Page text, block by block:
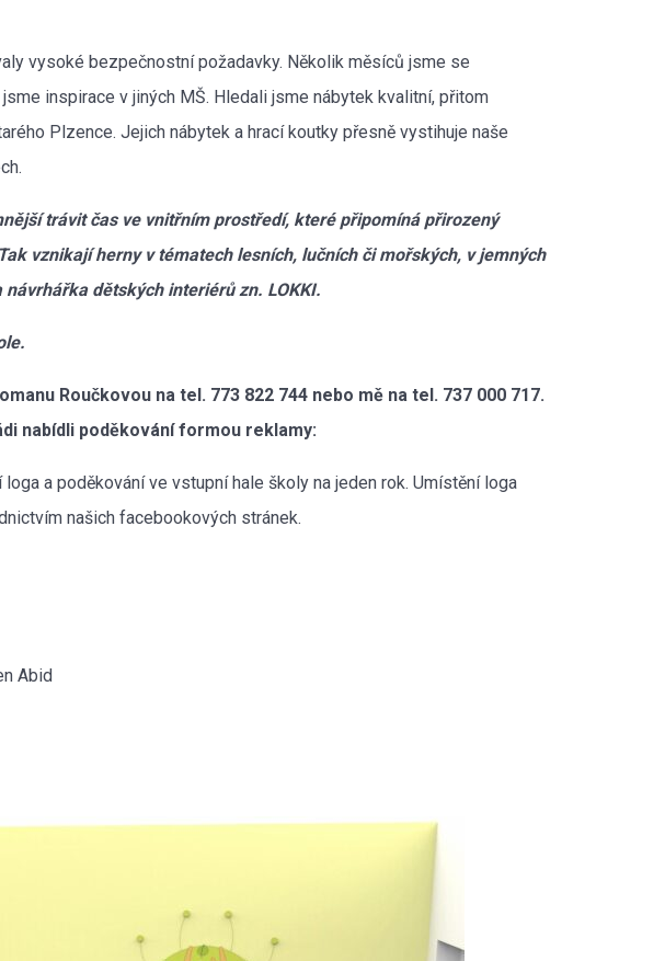
vysoké bezpečnostní požadavky. Několik měsíců jsme se
inspirace v jiných MŠ. Hledali jsme nábytek kvalitní, přitom
Plzence. Jejich nábytek a hrací koutky přesně vystihuje naše
trávit čas ve vnitřním prostředí, které připomíná přirozený
vznikají herny v tématech lesních, lučních či mořských, v jemných
dětských interiérů zn. LOKKI.
Roučkovou na tel. 773 822 744 nebo mě na tel. 737 000 717.
nabídli poděkování formou reklamy:
a poděkování ve vstupní hale školy na jeden rok. Umístění loga
našich facebookových stránek.